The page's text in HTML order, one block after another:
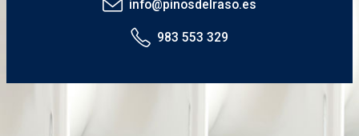
info@pinosdelraso.es
983 553 329